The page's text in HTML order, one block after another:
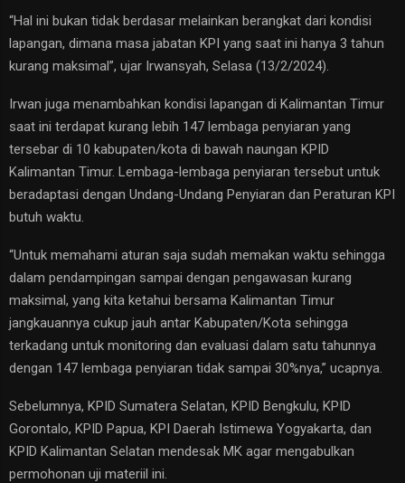
“Hal ini bukan tidak berdasar melainkan berangkat dari kondisi
lapangan, dimana masa jabatan KPI yang saat ini hanya 3 tahun
kurang maksimal”, ujar Irwansyah, Selasa (13/2/2024).
Irwan juga menambahkan kondisi lapangan di Kalimantan Timur
saat ini terdapat kurang lebih 147 lembaga penyiaran yang
tersebar di 10 kabupaten/kota di bawah naungan KPID
Kalimantan Timur. Lembaga-lembaga penyiaran tersebut untuk
beradaptasi dengan Undang-Undang Penyiaran dan Peraturan KPI
butuh waktu.
“Untuk memahami aturan saja sudah memakan waktu sehingga
dalam pendampingan sampai dengan pengawasan kurang
maksimal, yang kita ketahui bersama Kalimantan Timur
jangkauannya cukup jauh antar Kabupaten/Kota sehingga
terkadang untuk monitoring dan evaluasi dalam satu tahunnya
dengan 147 lembaga penyiaran tidak sampai 30%nya,” ucapnya.
Sebelumnya, KPID Sumatera Selatan, KPID Bengkulu, KPID
Gorontalo, KPID Papua, KPI Daerah Istimewa Yogyakarta, dan
KPID Kalimantan Selatan mendesak MK agar mengabulkan
permohonan uji materiil ini.